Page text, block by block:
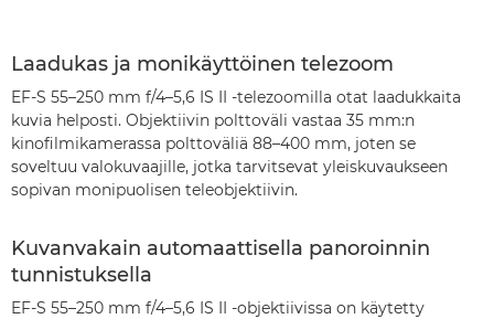
Laadukas ja monikäyttöinen telezoom
EF-S 55–250 mm f/4–5,6 IS II -telezoomilla otat laadukkaita
kuvia helposti. Objektiivin polttoväli vastaa 35 mm:n
kinofilmikamerassa polttoväliä 88–400 mm, joten se
soveltuu valokuvaajille, jotka tarvitsevat yleiskuvaukseen
sopivan monipuolisen teleobjektiivin.
Kuvanvakain automaattisella panoroinnin
tunnistuksella
EF-S 55–250 mm f/4–5,6 IS II -objektiivissa on käytetty